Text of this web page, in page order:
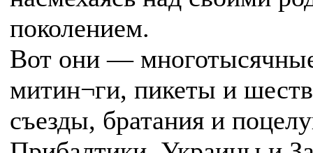
поколением.
Вот они —
митин¬ги, пикеты и
съезды, братания и